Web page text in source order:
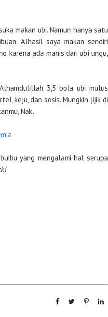
makan ubi. Namun hanya satu
Alhasil saya makan sendiri
karena ada manis dari ubi ungu,
3,5 bola ubi mulus
keju, dan sosis. Mungkin jijik di
Nak.
yang mengalami hal serupa